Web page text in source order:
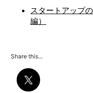
スタートアップ
編）
Share this...